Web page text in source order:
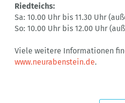
Riedteichs:
Sa: 10.00 Uhr bis 11.30 Uhr
So: 10.00 Uhr bis 12.00 Uhr
Viele weitere Informationen
www.neurabenstein.de.